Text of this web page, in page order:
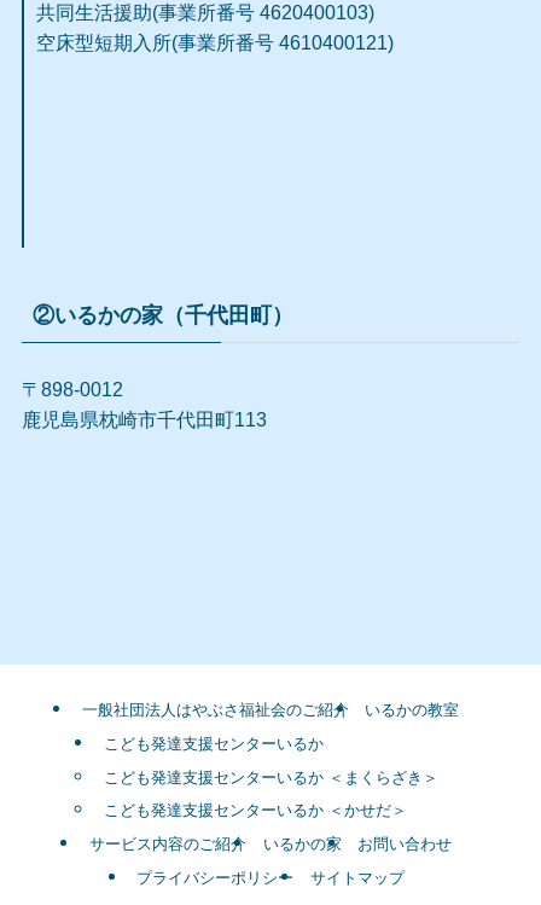
共同生活援助(事業所番号 4620400103)
空床型短期入所(事業所番号 4610400121)
②いるかの家（千代田町）
〒898-0012
鹿児島県枕崎市千代田町113
一般社団法人はやぶさ福祉会のご紹介
いるかの教室
こども発達支援センターいるか
こども発達支援センターいるか ＜まくらざき＞
こども発達支援センターいるか ＜かせだ＞
サービス内容のご紹介
いるかの家
お問い合わせ
プライバシーポリシー
サイトマップ